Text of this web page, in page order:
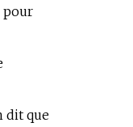
pour
dit que